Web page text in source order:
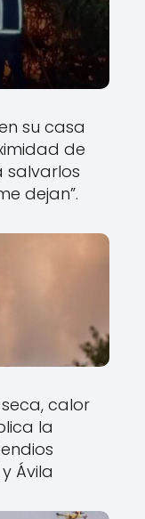
su casa
de
salvarlos
dejan”.
calor
la
Ávila